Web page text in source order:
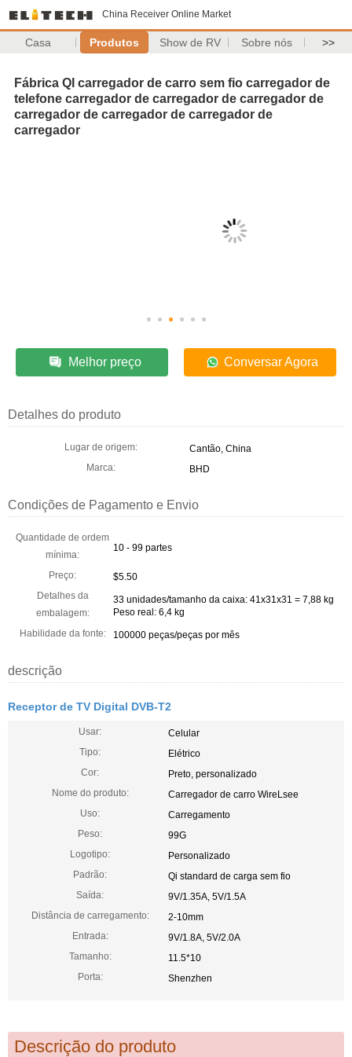
China Receiver Online Market
Casa Produtos Show de RV Sobre nós >>
Fábrica QI carregador de carro sem fio carregador de
telefone carregador de carregador de carregador de
carregador de carregador de carregador de
carregador
Melhor preço Conversar Agora
Detalhes do produto
Lugar de origem:
Cantão, China
Marca:
BHD
Condições de Pagamento e Envio
Quantidade de ordem
mínima:
10 - 99 partes
Preço:
$5.50
Detalhes da
embalagem:
33 unidades/tamanho da caixa: 41x31x31 = 7,88 kg
Peso real: 6,4 kg
Habilidade da fonte:
100000 peças/peças por mês
descrição
Receptor de TV Digital DVB-T2
Usar:
Celular
Tipo:
Elétrico
Cor:
Preto, personalizado
Nome do produto:
Carregador de carro WireLsee
Uso:
Carregamento
Peso:
99G
Logotipo:
Personalizado
Padrão:
Qi standard de carga sem fio
Saída:
9V/1.35A, 5V/1.5A
Distância de carregamento:
2-10mm
Entrada:
9V/1.8A, 5V/2.0A
Tamanho:
11.5*10
Porta:
Shenzhen
Descrição do produto